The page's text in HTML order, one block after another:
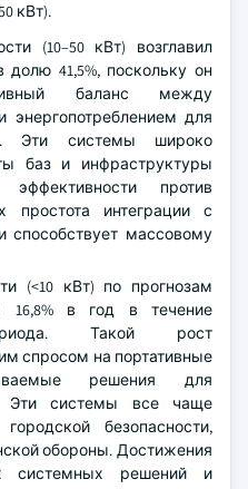
кВт).
(10–50 кВт) возглавил
41,5%, поскольку он
баланс между
энергопотреблением для
Эти системы широко
баз и инфраструктуры
эффективности против
простота интеграции с
массовому
(<10 кВт) по прогнозам
в год в течение
Такой рост
спросом на портативные
решения для
Эти системы все чаще
безопасности,
обороны. Достижения
системных решений и